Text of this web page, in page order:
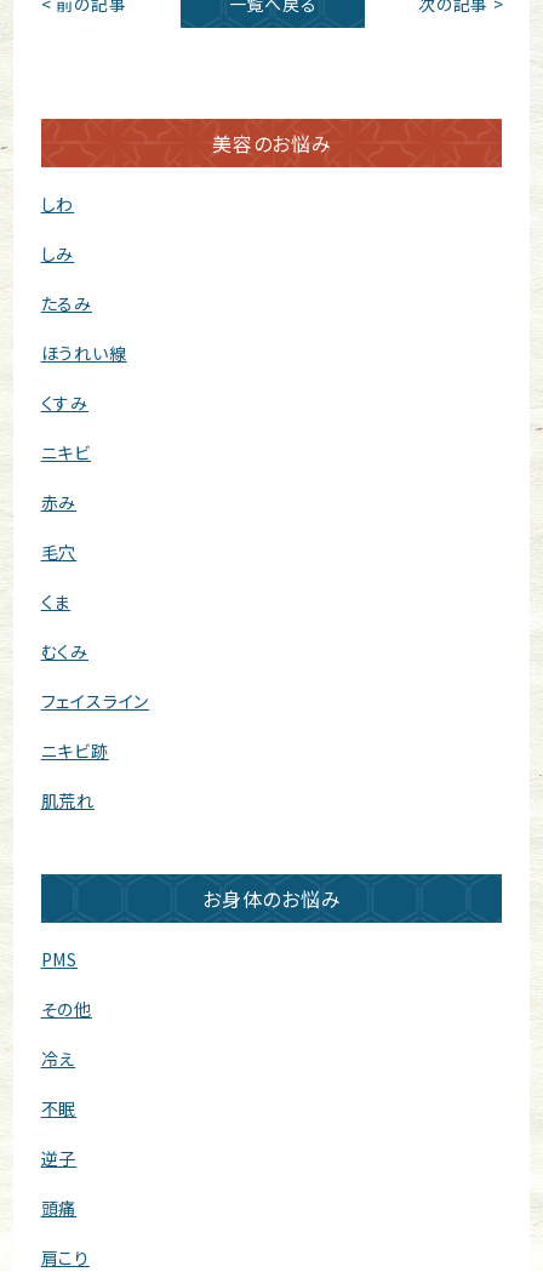
美容のお悩み
しわ
しみ
たるみ
ほうれい線
くすみ
ニキビ
赤み
毛穴
くま
むくみ
フェイスライン
ニキビ跡
肌荒れ
お身体のお悩み
PMS
その他
冷え
不眠
逆子
頭痛
肩こり